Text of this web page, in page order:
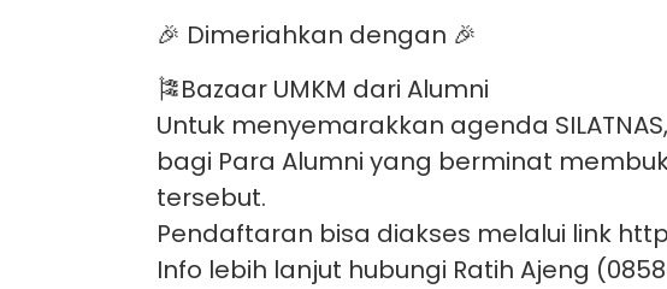
🎉 Dimeriahkan dengan 🎉
🎏Bazaar UMKM dari Alumni
Untuk menyemarakkan agenda
bagi Para Alumni yang berminat
tersebut.
Pendaftaran bisa diakses melalui link
Info lebih lanjut hubungi Ratih Ajeng